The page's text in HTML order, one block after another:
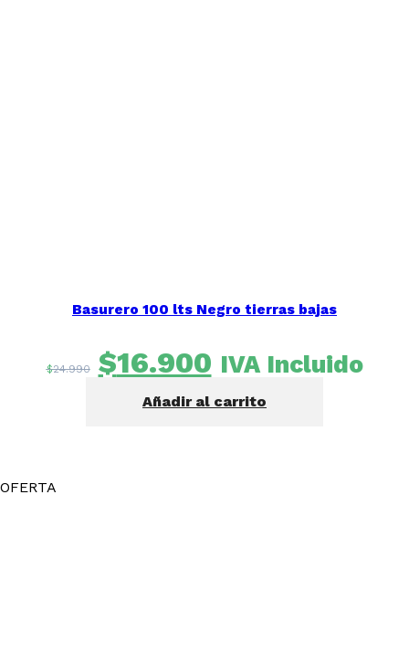
Basurero 100 lts Negro tierras bajas
$24.990 El
precio
original
$16.900El
precio
actual
IVA Incluido
Añadir al carrito
OFERTA